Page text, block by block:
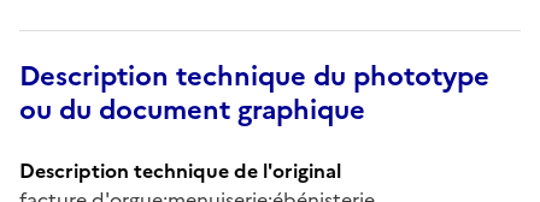
Description technique du phototype
ou du document graphique
Description technique de l'original